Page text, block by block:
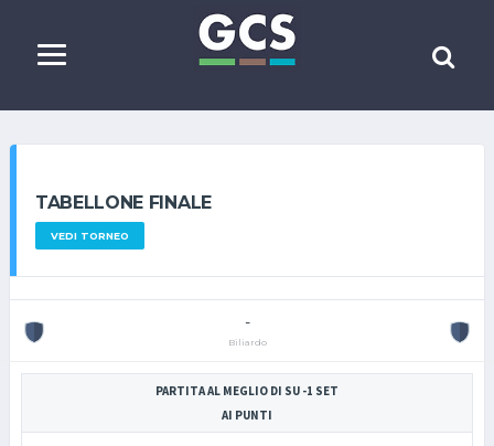
TABELLONE FINALE
VEDI TORNEO
-
Biliardo
PARTITA AL MEGLIO DI SU -1 SET
AI PUNTI